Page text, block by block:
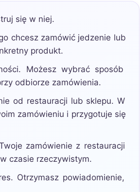
się w niej.
chcesz zamówić jedzenie lub
produkt.
Możesz wybrać sposób
odbiorze zamówienia.
od restauracji lub sklepu. W
zamówieniu i przygotuje się
zamówienie z restauracji
czasie rzeczywistym.
Otrzymasz powiadomienie,